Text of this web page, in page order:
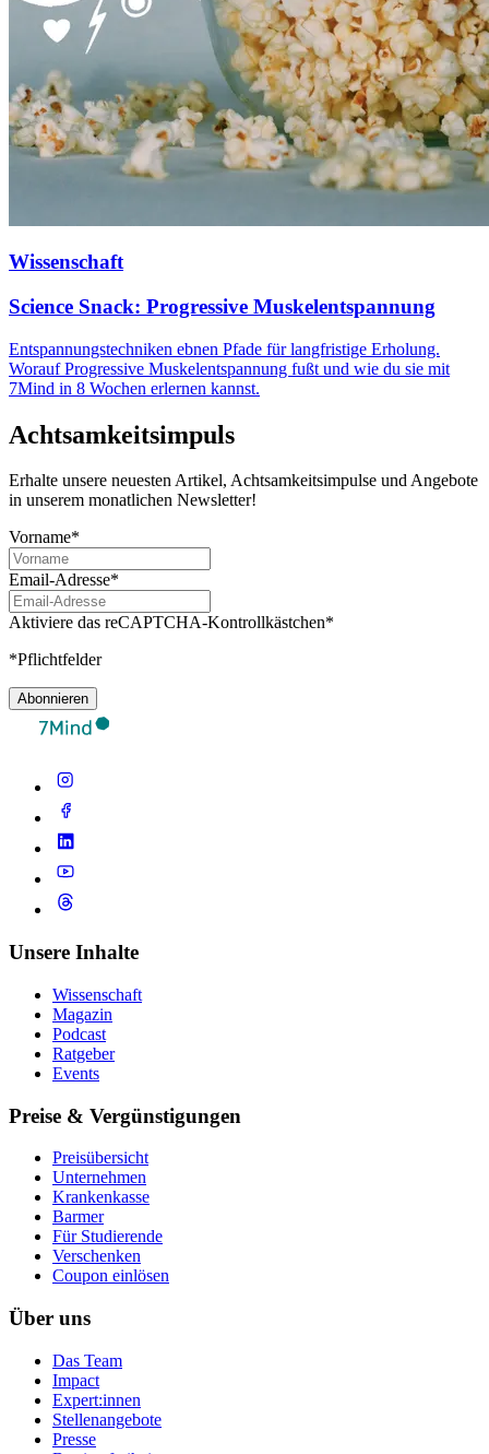
Wissenschaft
Science Snack: Progressive Muskelentspannung
Entspannungstechniken ebnen Pfade für langfristige Erholung.
Worauf Progressive Muskelentspannung fußt und wie du sie mit
7Mind in 8 Wochen erlernen kannst.
Achtsamkeitsimpuls
Erhalte unsere neuesten Artikel, Achtsamkeitsimpulse und Angebote
in unserem monatlichen Newsletter!
Vorname*
Email-Adresse*
Aktiviere das reCAPTCHA-Kontrollkästchen*
*Pflichtfelder
Abonnieren
Unsere Inhalte
Wissenschaft
Magazin
Podcast
Ratgeber
Events
Preise & Vergünstigungen
Preisübersicht
Unternehmen
Krankenkasse
Barmer
Für Studierende
Ver­schen­ken
Coupon einlösen
Über uns
Das Team
Impact
Expert:innen
Stellenangebote
Presse